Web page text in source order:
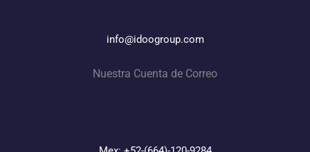
info@idoogroup.com
Nuestra Cuenta de Correo